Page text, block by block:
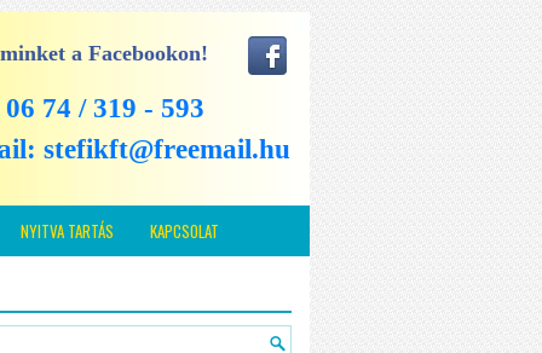
a Facebookon!
74 / 319 - 593
stefikft@freemail.hu
NYITVA TARTÁS KAPCSOLAT